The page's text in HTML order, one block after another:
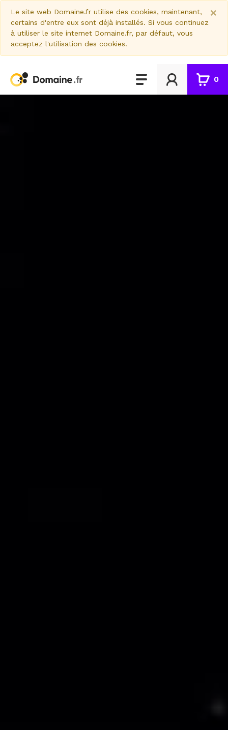
Le site web Domaine.fr utilise des cookies, maintenant,
certains d'entre eux sont déjà installés. Si vous continuez
à utiliser le site internet Domaine.fr, par défaut, vous
acceptez l'utilisation des cookies.
×
0